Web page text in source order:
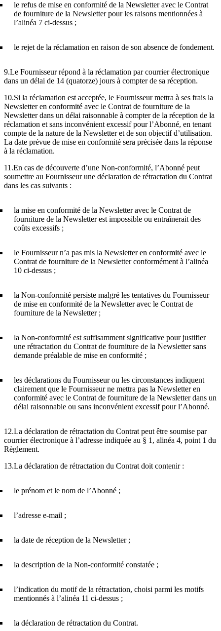
le refus de mise en conformité de la Newsletter avec le Contrat
de fourniture de la Newsletter pour les raisons mentionnées à
l’alinéa 7 ci-dessus ;
le rejet de la réclamation en raison de son absence de fondement.
9.Le Fournisseur répond à la réclamation par courrier électronique
dans un délai de 14 (quatorze) jours à compter de sa réception.
10.Si la réclamation est acceptée, le Fournisseur mettra à ses frais la
Newsletter en conformité avec le Contrat de fourniture de la
Newsletter dans un délai raisonnable à compter de la réception de la
réclamation et sans inconvénient excessif pour l’Abonné, en tenant
compte de la nature de la Newsletter et de son objectif d’utilisation.
La date prévue de mise en conformité sera précisée dans la réponse
à la réclamation.
11.En cas de découverte d’une Non-conformité, l’Abonné peut
soumettre au Fournisseur une déclaration de rétractation du Contrat
dans les cas suivants :
la mise en conformité de la Newsletter avec le Contrat de
fourniture de la Newsletter est impossible ou entraînerait des
coûts excessifs ;
le Fournisseur n’a pas mis la Newsletter en conformité avec le
Contrat de fourniture de la Newsletter conformément à l’alinéa
10 ci-dessus ;
la Non-conformité persiste malgré les tentatives du Fournisseur
de mise en conformité de la Newsletter avec le Contrat de
fourniture de la Newsletter ;
la Non-conformité est suffisamment significative pour justifier
une rétractation du Contrat de fourniture de la Newsletter sans
demande préalable de mise en conformité ;
les déclarations du Fournisseur ou les circonstances indiquent
clairement que le Fournisseur ne mettra pas la Newsletter en
conformité avec le Contrat de fourniture de la Newsletter dans un
délai raisonnable ou sans inconvénient excessif pour l’Abonné.
12.La déclaration de rétractation du Contrat peut être soumise par
courrier électronique à l’adresse indiquée au § 1, alinéa 4, point 1 du
Règlement.
13.La déclaration de rétractation du Contrat doit contenir :
le prénom et le nom de l’Abonné ;
l’adresse e-mail ;
la date de réception de la Newsletter ;
la description de la Non-conformité constatée ;
l’indication du motif de la rétractation, choisi parmi les motifs
mentionnés à l’alinéa 11 ci-dessus ;
la déclaration de rétractation du Contrat.